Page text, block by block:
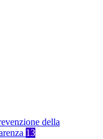
della
13